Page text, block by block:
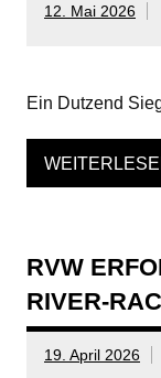
12. Mai 2026
Ein Dutzend
RVW
RIVER-
19. April 2026